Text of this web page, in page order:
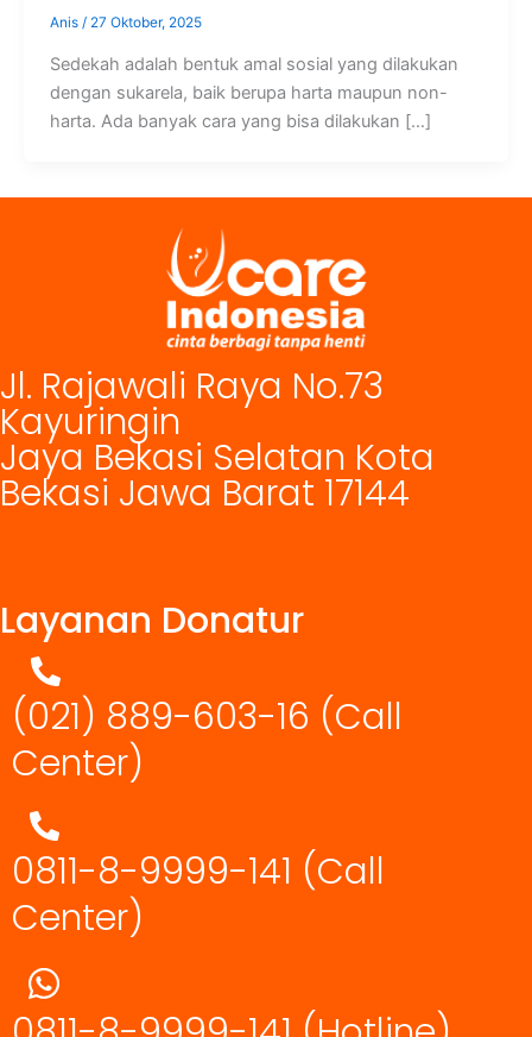
Anis / 27 Oktober, 2025
Sedekah adalah bentuk amal sosial yang dilakukan
dengan sukarela, baik berupa harta maupun non-
harta. Ada banyak cara yang bisa dilakukan […]
Jl. Rajawali Raya No.73
Kayuringin
Jaya Bekasi Selatan Kota
Bekasi Jawa Barat 17144
Layanan Donatur
(021) 889-603-16 (Call
Center)
0811-8-9999-141 (Call
Center)